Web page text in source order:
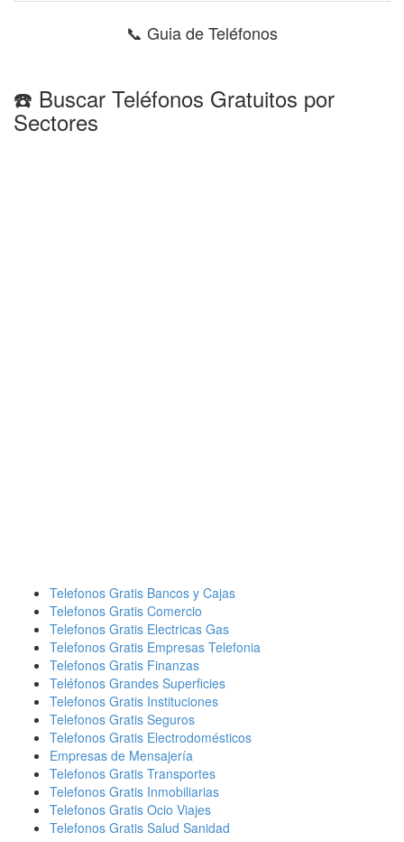
📞 Guia de Teléfonos
☎️ Buscar Teléfonos Gratuitos por
Sectores
Telefonos Gratis Bancos y Cajas
Telefonos Gratis Comercio
Telefonos Gratis Electricas Gas
Telefonos Gratis Empresas Telefonia
Telefonos Gratis Finanzas
Teléfonos Grandes Superficies
Telefonos Gratis Instituciones
Telefonos Gratis Seguros
Telefonos Gratis Electrodomésticos
Empresas de Mensajería
Telefonos Gratis Transportes
Telefonos Gratis Inmobiliarias
Telefonos Gratis Ocio Viajes
Telefonos Gratis Salud Sanidad